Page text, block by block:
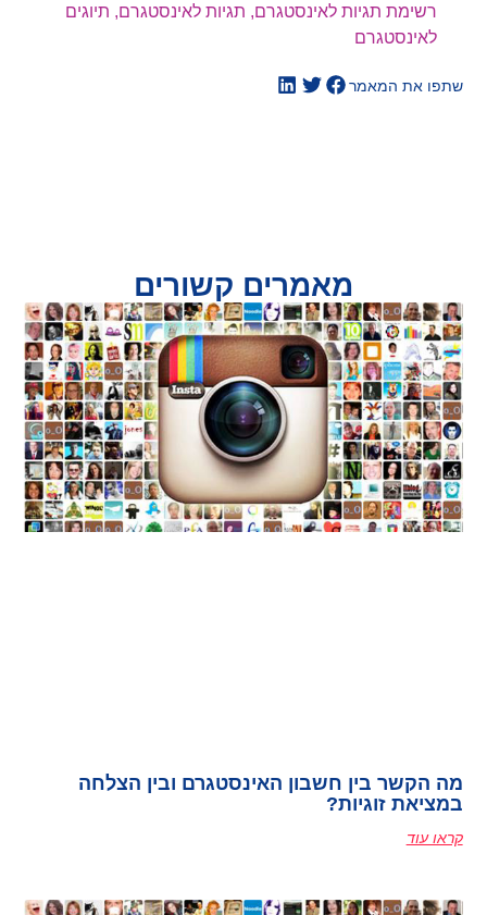
רשימת תגיות לאינסטגרם, תגיות לאינסטגרם, תיוגים
לאינסטגרם
שתפו את המאמר
מאמרים קשורים
מה הקשר בין חשבון האינסטגרם ובין הצלחה
במציאת זוגיות?
קראו עוד